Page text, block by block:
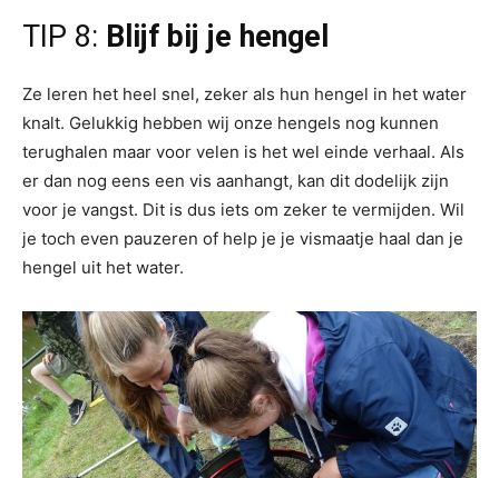
TIP 8: Blijf bij je hengel
Ze leren het heel snel, zeker als hun hengel in het water
knalt. Gelukkig hebben wij onze hengels nog kunnen
terughalen maar voor velen is het wel einde verhaal. Als
er dan nog eens een vis aanhangt, kan dit dodelijk zijn
voor je vangst. Dit is dus iets om zeker te vermijden. Wil
je toch even pauzeren of help je je vismaatje haal dan je
hengel uit het water.